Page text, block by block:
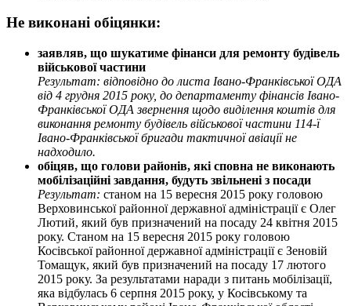
Не виконані обіцянки:
заявляв, що шукатиме фінанси для ремонту будівель
військової частини
Результат: відповідно до листа Івано-Франківської ОДА
від 4 грудня 2015 року, до департаменту фінансів Івано-
Франківської ОДА звернення щодо виділення коштів для
виконання ремонту будівель військової частини 114-ї
Івано-Франківської бригади тактичної авіації не
надходило.
обіцяв, що голови районів, які сповна не виконають
мобілізаційні завдання, будуть звільнені з посади
Результат: станом на 15 вересня 2015 року головою
Верховинської районної державної адміністрації є Олег
Лютий, який був призначений на посаду 24 квітня 2015
року. Станом на 15 вересня 2015 року головою
Косівської районної державної адміністрації є Зеновій
Томащук, який був призначений на посаду 17 лютого
2015 року. За результатами наради з питань мобілізації,
яка відбулась 6 серпня 2015 року, у Косівському та